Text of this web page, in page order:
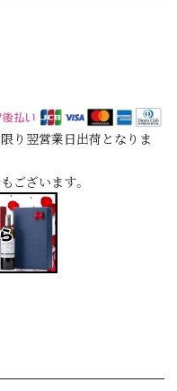
り翌営業日出荷となりま
ございます。